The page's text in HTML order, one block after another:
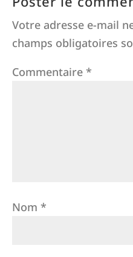
Votre adresse e-mail
champs obligatoires
Commentaire *
Nom *